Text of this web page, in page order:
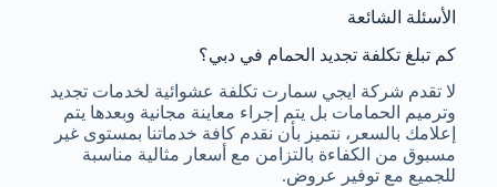
الأسئلة الشائعة
كم تبلغ تكلفة تجديد الحمام في دبي؟
لا تقدم شركة ايجي سمارت تكلفة عشوائية لخدمات تجديد
وترميم الحمامات بل يتم إجراء معاينة مجانية وبعدها يتم
إعلامك بالسعر، نتميز بأن نقدم كافة خدماتنا بمستوى غير
مسبوق من الكفاءة بالتزامن مع أسعار مثالية مناسبة
للجميع مع توفير عروض.